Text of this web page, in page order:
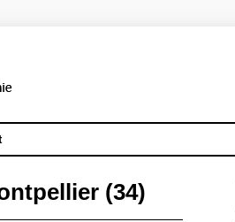
(34)